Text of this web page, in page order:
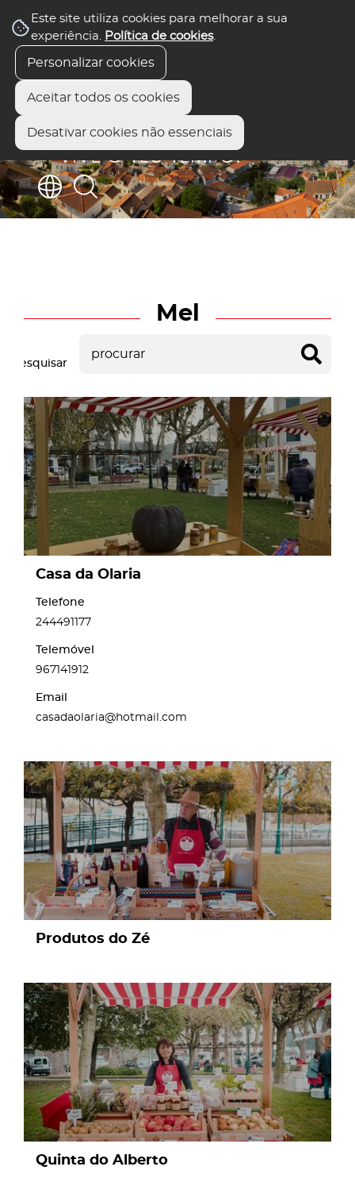
Este site utiliza cookies para melhorar a sua
experiência. Política de cookies.
Personalizar cookies
Aceitar todos os cookies
Desativar cookies não essenciais
Mel
Pesquisar
page
Casa da Olaria
Telefone
244491177
Telemóvel
967141912
Email
casadaolaria@hotmail.com
page
Produtos do Zé
page
Quinta do Alberto